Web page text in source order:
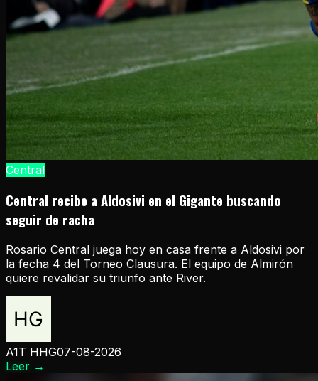
Central
Central recibe a Aldosivi en el Gigante buscando
seguir de racha
Rosario Central juega hoy en casa frente a Aldosivi por
la fecha 4 del Torneo Clausura. El equipo de Almirón
quiere revalidar su triunfo ante River.
A1T HHG07-08-2026
Leer →